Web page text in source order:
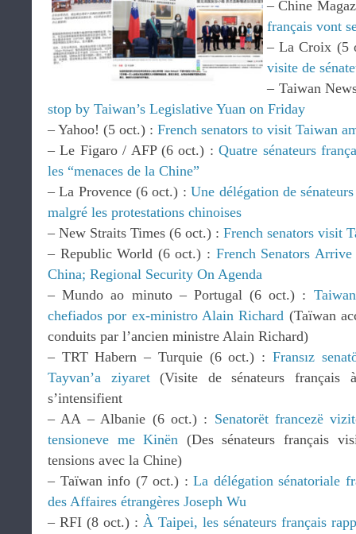
– Chine
français vont
– La Croix (5
visite de
– Taiwan
stop by Taiwan’s Legislative Yuan on Friday
– Yahoo! (5 oct.) : French senators to visit Taiwan
– Le Figaro / AFP (6 oct.) :Quatre sénateurs
les “menaces de la Chine”
– La Provence (6 oct.) :Une délégation de
malgré les protestations chinoises
– New Straits Times (6 oct.) : French senators visit
– Republic World (6 oct.) : French Senators
China; Regional Security On Agenda
– Mundo ao minuto – Portugal (6 oct.) :
chefiados por ex-ministro Alain Richard (Taïwan
conduits par l’ancien ministre Alain Richard)
– TRT Habern – Turquie (6 oct.) : Fransız
Tayvan’a ziyaret(Visite de sénateurs français
s’intensifient
– AA – Albanie (6 oct.) : Senatorët francezë
tensioneve me Kinën (Des sénateurs français
tensions avec la Chine)
– Taïwan info (7 oct.) :La délégation sénatoriale
des Affaires étrangères Joseph Wu
– RFI (8 oct.) : À Taipei, les sénateurs français